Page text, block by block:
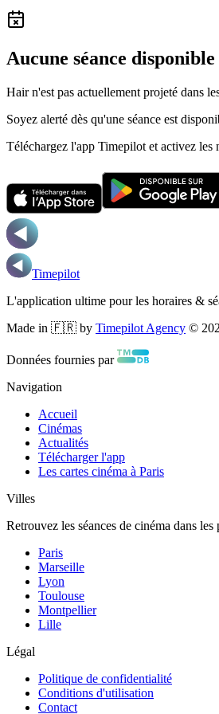
Aucune séance disponible
Hair n'est pas actuellement projeté dans
Soyez alerté dès qu'une séance est
Téléchargez l'app Timepilot et activez
Timepilot
L'application ultime pour les horaires &
Made in 🇫🇷 by Timepilot Agency ©
Données fournies par
Navigation
Accueil
Cinémas
Actualités
Télécharger l'app
Les cartes cinéma à Paris
Villes
Retrouvez les séances de cinéma dans
Paris
Marseille
Lyon
Toulouse
Montpellier
Lille
Légal
Politique de confidentialité
Conditions d'utilisation
Contact